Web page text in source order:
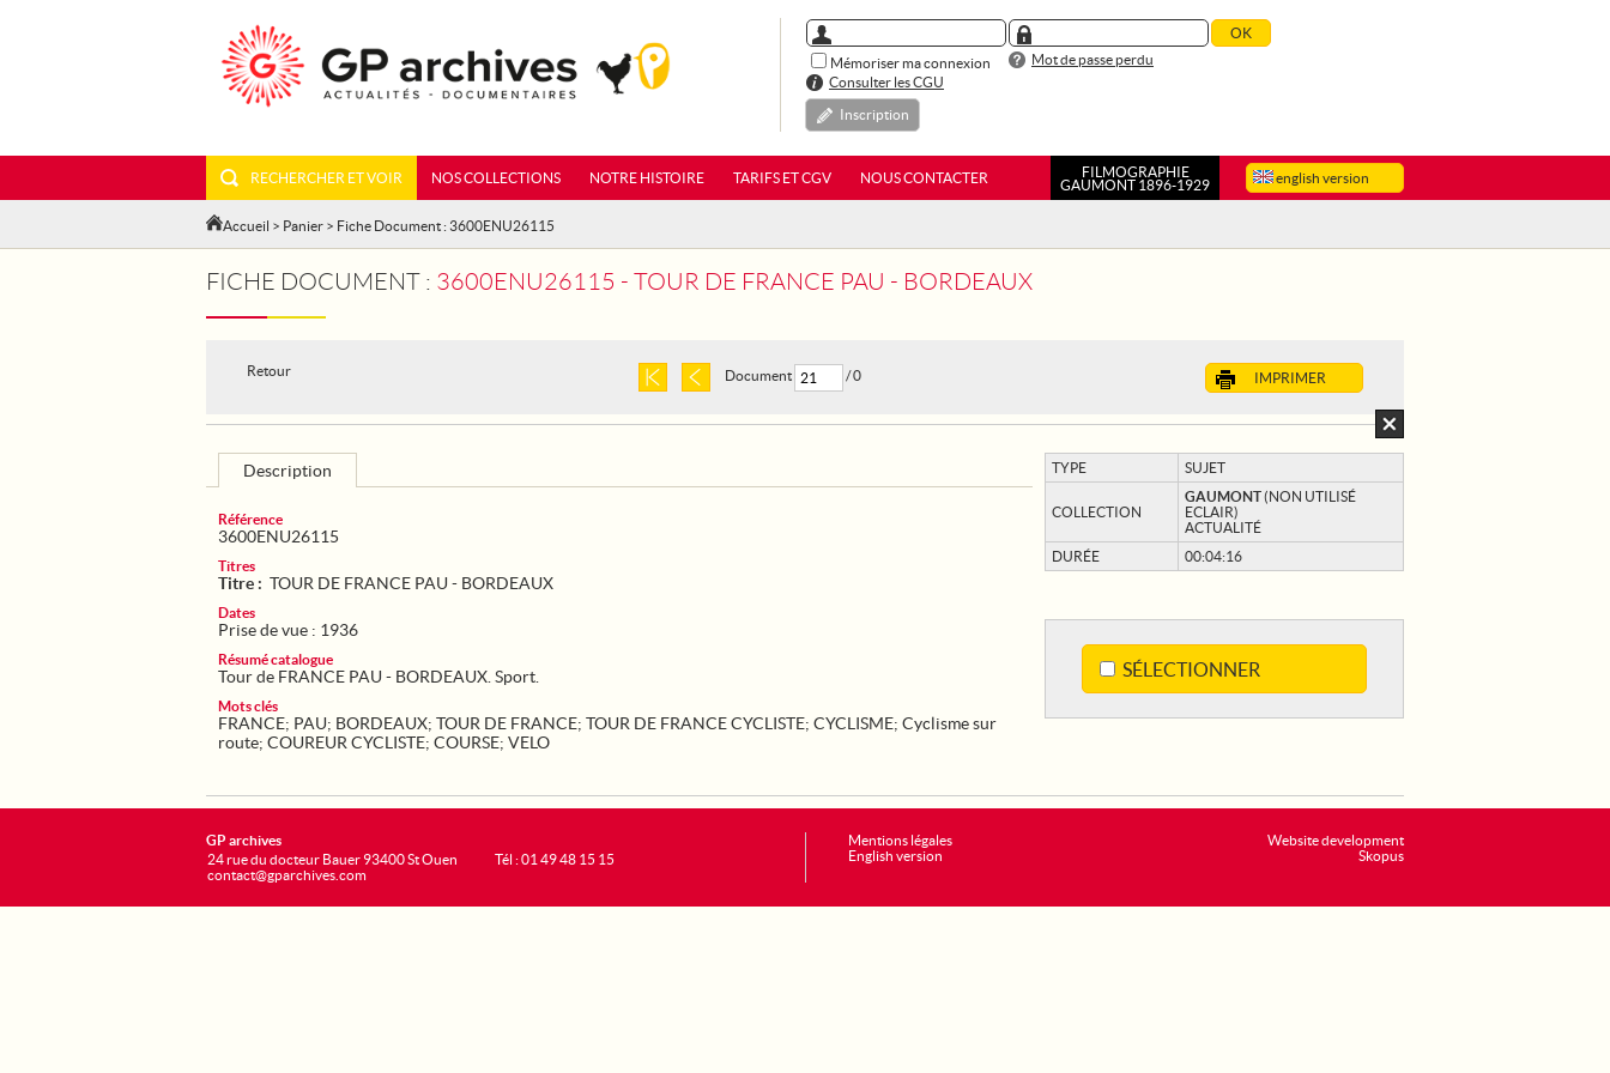
Mémoriser ma connexion
Mot de passe perdu
Consulter les CGU
Inscription
english version
RECHERCHER ET VOIR NOS COLLECTIONS NOTRE HISTOIRE TARIFS ET CGV NOUS CONTACTER
FILMOGRAPHIE
GAUMONT 1896-1929
Accueil > Panier > Fiche Document : 3600ENU26115
FICHE DOCUMENT : 3600ENU26115 - TOUR DE FRANCE PAU - BORDEAUX
Retour IMPRIMER
Document / 0
TYPE SUJET
COLLECTION
GAUMONT(NON UTILISÉ
ECLAIR)
ACTUALITÉ
DURÉE
00:04:16
SÉLECTIONNER
Description
Référence
3600ENU26115
Titres
Titre : TOUR DE FRANCE PAU - BORDEAUX
Dates
Prise de vue : 1936
Résumé catalogue
Tour de FRANCE PAU - BORDEAUX. Sport.
Mots clés
FRANCE; PAU; BORDEAUX; TOUR DE FRANCE; TOUR DE FRANCE CYCLISTE; CYCLISME; Cyclisme sur
route; COUREUR CYCLISTE; COURSE; VELO
Website development
Skopus
GP archives
24 rue du docteur Bauer 93400 St Ouen
contact@gparchives.com
Tél : 01 49 48 15 15
Mentions légales
English version